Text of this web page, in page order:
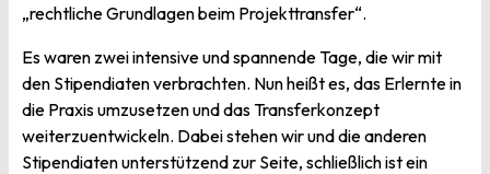
„rechtliche Grundlagen beim Projekttransfer“.
Es waren zwei intensive und spannende Tage, die wir mit
den Stipendiaten verbrachten. Nun heißt es, das Erlernte in
die Praxis umzusetzen und das Transferkonzept
weiterzuentwickeln. Dabei stehen wir und die anderen
Stipendiaten unterstützend zur Seite, schließlich ist ein